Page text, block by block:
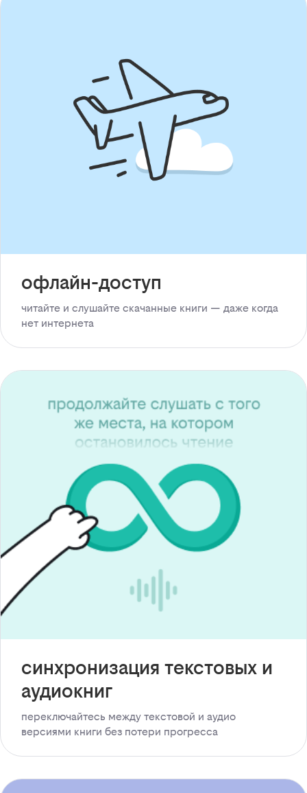
офлайн-доступ
читайте и слушайте скачанные книги — даже когда
нет интернета
синхронизация текстовых и
аудиокниг
переключайтесь между текстовой и аудио
версиями книги без потери прогресса